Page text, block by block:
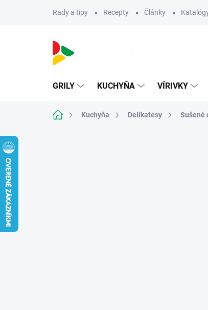
Rady a tipy Recepty Články
GRILY KUCHYŇA VÍRIVKY
DomovKuchyňa Delikatesy Sušené